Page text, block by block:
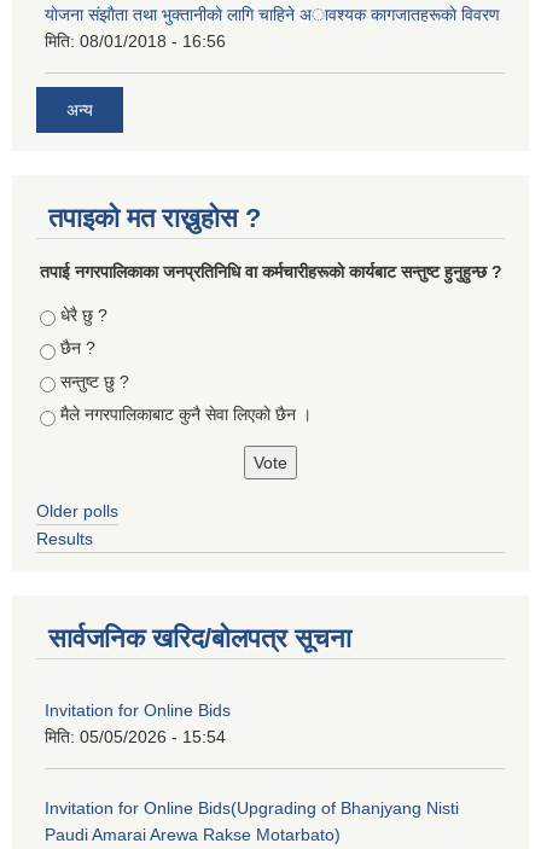
याेजना संझाैता तथा भुक्तानीकाे लागि चाहिने अावश्यक कागजातहरूकाे विवरण
मिति: 08/01/2018 - 16:56
अन्य
तपाइको मत राख्नुहोस ?
तपा‌ई नगरपालिकाका जनप्रतिनिधि वा कर्मचारीहरूकाे कार्यबाट सन्तुष्ट हुनुहुन्छ ?
Choices
धेरै छु ?
छैन ?
सन्तुष्ट छु ?
मैले नगरपालिकाबाट कुनै सेवा लिएकाे छैन ।
Older polls
Results
सार्वजनिक खरिद/बोलपत्र सूचना
Invitation for Online Bids
मिति: 05/05/2026 - 15:54
Invitation for Online Bids(Upgrading of Bhanjyang Nisti
Paudi Amarai Arewa Rakse Motarbato)